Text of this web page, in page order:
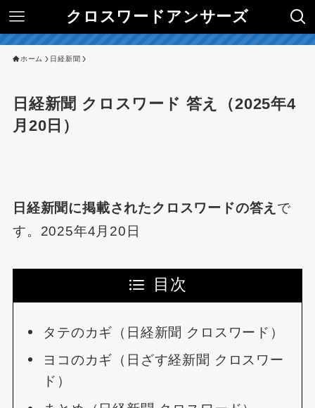
クロスワードアンサーズ
ホーム 日経新聞
日経新聞 クロスワード 答え（2025年4
月20日）
日経新聞に掲載されたクロスワードの答え で
す。2025年4月20日
目次
タテのカギ（日経新聞 クロスワード）
ヨコのカギ（日ざす経新聞 クロスワー
ド）